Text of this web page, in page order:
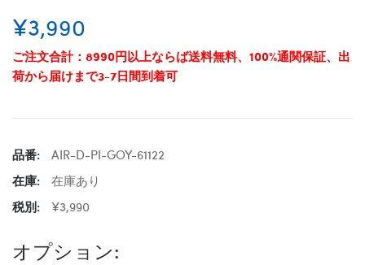
¥3,990
ご注文合計：8990円以上ならば送料無料、100%通関保証、出
荷から届けまで3-7日間到着可
品番:
AIR-D-PI-GOY-61122
在庫:
在庫あり
税別:
¥3,990
オプション: